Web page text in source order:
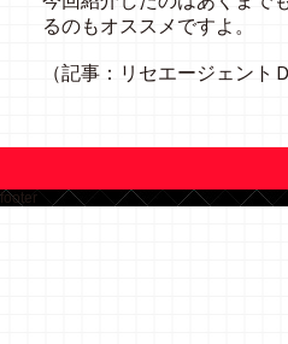
るのもオススメですよ。
（記事：リセエージェントＤ
footer